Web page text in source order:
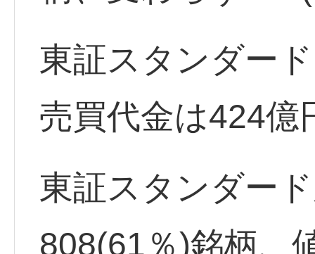
東証スタンダー
売買代金は424億
東証スタンダー
808(61％)銘柄、